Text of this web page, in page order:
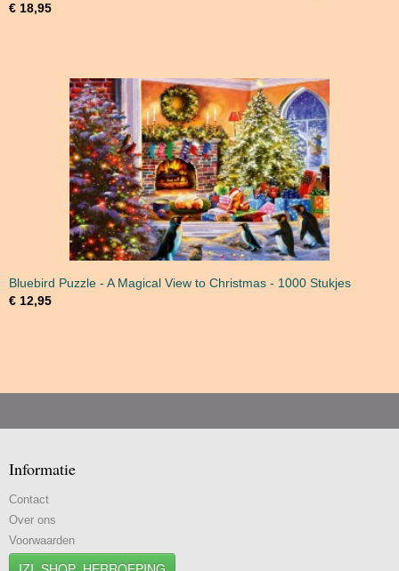
€ 18,95
Bluebird Puzzle - A Magical View to Christmas - 1000 Stukjes
€ 12,95
Informatie
Contact
Over ons
Voorwaarden